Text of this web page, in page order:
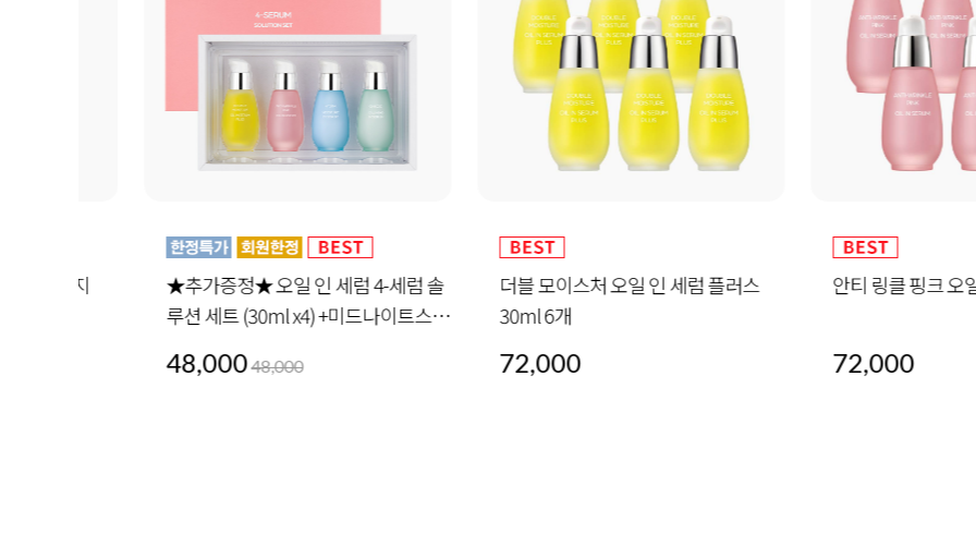
★추가증정★ 오일 인 세럼 4-세럼 솔
루션 세트 (30ml x4) +미드나이트스페
48,00048,000
더블 모이스처 오일 인 세럼 플러스
30ml 6개
72,000
안티 링클 핑크 오일 인 세
72,000